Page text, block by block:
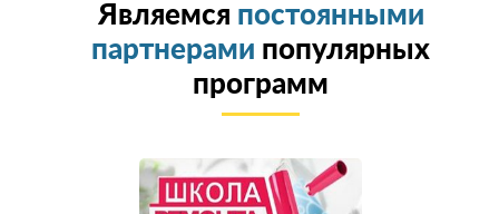
Являемся постоянными
партнерами популярных
программ